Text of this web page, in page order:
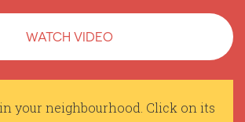
WATCH VIDEO
your neighbourhood. Click on its